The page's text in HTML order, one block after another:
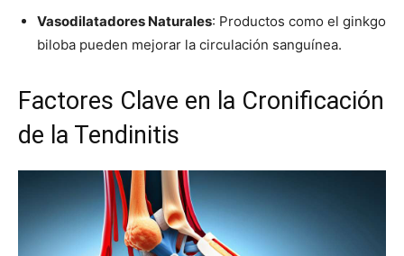
Vasodilatadores Naturales: Productos como el ginkgo
biloba pueden mejorar la circulación sanguínea.
Factores Clave en la Cronificación
de la Tendinitis